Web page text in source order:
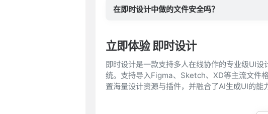
在即时设计中做的文件安全吗？
立即体验 即时设计
即时设计是一款支持多人在线协作的专业级UI
统。支持导入Figma、Sketch、XD等主流文件
置海量设计资源与插件，并融合了AI生成UI的能